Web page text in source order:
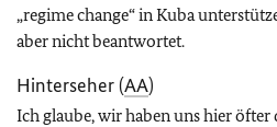
„regime change“ in Kuba
aber nicht beantwortet.
Hinterseher (AA)
Ich glaube, wir haben uns hier öfter